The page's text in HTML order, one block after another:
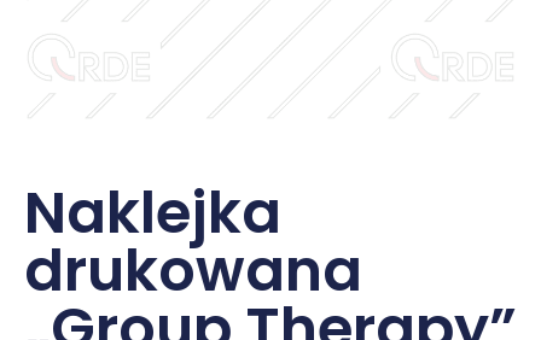
Naklejka
drukowana